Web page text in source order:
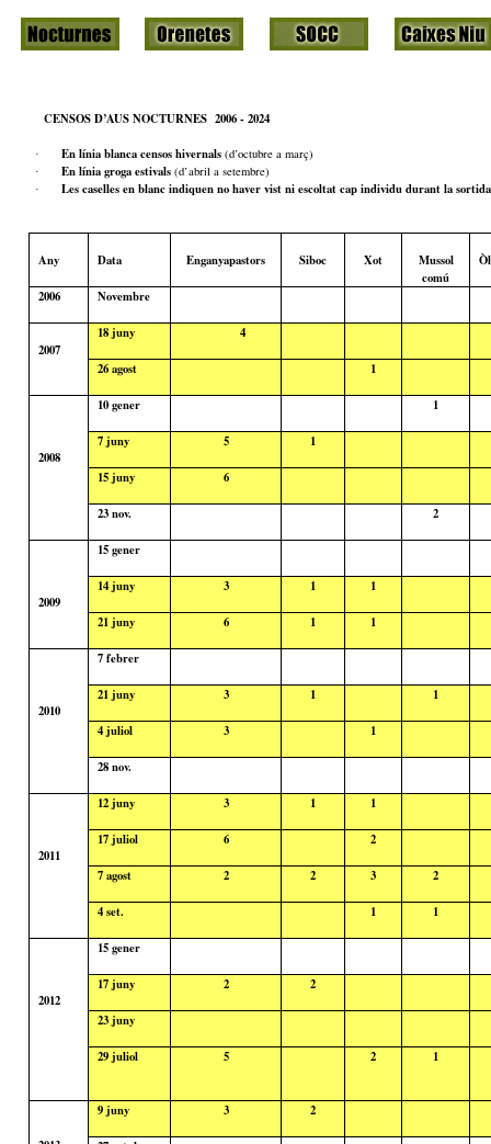
CENSOS D’AUS NOCTURNES 2006 - 2024
· En línia blanca censos hivernals (d’octubre a març)
· En línia groga estivals (d’abril a setembre)
· Les caselles en blanc indiquen no haver vist ni escoltat cap individu durant la sortida
Any Data Enganyapastors Siboc Xot
Mussol
comú
2006 Novembre
2007
18juny 4
26agost 1
2008
10gener 1
7juny 5 1
15juny 6
23 nov. 2
2009
15gener
14juny 3 1 1
21juny 6 1 1
2010
7febrer
21juny 3 1 1
4juliol 3 1
28 nov.
2011
12juny 3 1 1
17juliol 6 2
7agost 2 2 3 2
4 set. 1 1
2012
15gener
17juny 2 2
23juny
29juliol 5 2 1
9juny 3 2